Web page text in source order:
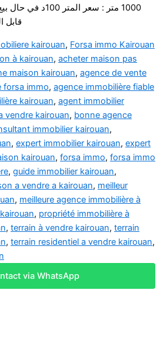
قابل
kairouan, Forsa immo Kairouan
à kairouan, acheter maison pas
maison kairouan, agence de vente
forsa immo, agence immobilière fiable
kairouan, agent immobilier
vendre kairouan, bonne agence
immobilier kairouan,
, expert immobilier kairouan, expert
kairouan, forsa immo, forsa immo
, guide immobilier kairouan,
a vendre a kairouan, meilleur
, meilleure agence immobilière à
, propriété immobilière à
, terrain à vendre kairouan, terrain
, terrain residentiel a vendre kairouan,
via WhatsApp